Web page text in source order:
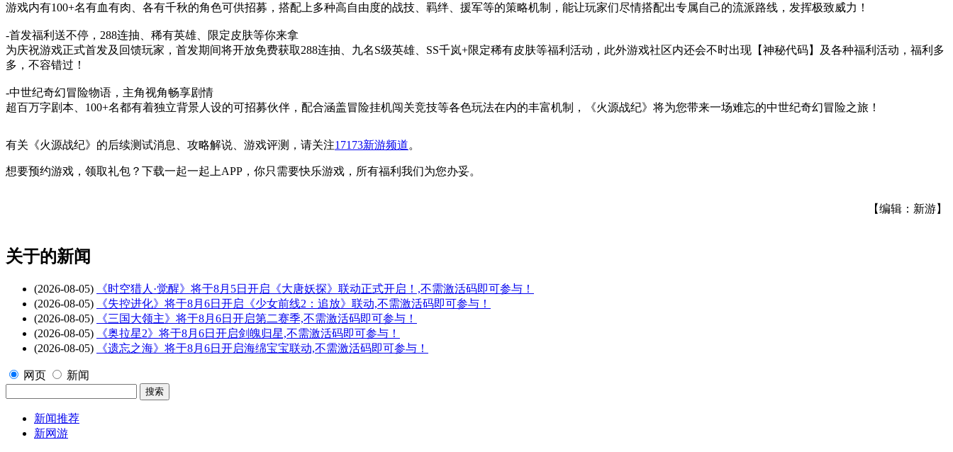
游戏内有100+名有血有肉、各有千秋的角色可供招募，搭配上多种高自由度的战技、羁绊、援军等的策略机制，能让玩家们尽情搭配出专属自己的流派路线，发挥极致威力！
-首发福利送不停，288连抽、稀有英雄、限定皮肤等你来拿
为庆祝游戏正式首发及回馈玩家，首发期间将开放免费获取288连抽、九名S级英雄、SS千岚+限定稀有皮肤等福利活动，此外游戏社区内还会不时出现【神秘代码】及各种福利活动，福利多
多，不容错过！
-中世纪奇幻冒险物语，主角视角畅享剧情
超百万字剧本、100+名都有着独立背景人设的可招募伙伴，配合涵盖冒险挂机闯关竞技等各色玩法在内的丰富机制，《火源战纪》将为您带来一场难忘的中世纪奇幻冒险之旅！
有关 《火源战纪》 的后续测试消息、攻略解说、游戏评测，请关注17173新游频道。
想要预约游戏，领取礼包？下载一起一起上APP，你只需要快乐游戏，所有福利我们为您办妥。
【编辑：新游】
关于的新闻
(2026-08-05)
《时空猎人·觉醒》将于8月5日开启《大唐妖探》联动正式开启！,不需激活码即可参与！
(2026-08-05)
《失控进化》将于8月6日开启《少女前线2：追放》联动,不需激活码即可参与！
(2026-08-05)
《三国大领主》将于8月6日开启第二赛季,不需激活码即可参与！
(2026-08-05)
《奥拉星2》将于8月6日开启剑魄归星,不需激活码即可参与！
(2026-08-05)
《遗忘之海》将于8月6日开启海绵宝宝联动,不需激活码即可参与！
网页 新闻
新闻推荐
新网游